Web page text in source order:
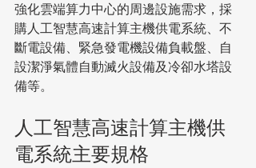
強化雲端算力中心的周邊設施需求，採
購人工智慧高速計算主機供電系統、不
斷電設備、緊急發電機設備負載盤、自
設潔淨氣體自動滅火設備及冷卻水塔設
備等。
人工智慧高速計算主機供
電系統主要規格